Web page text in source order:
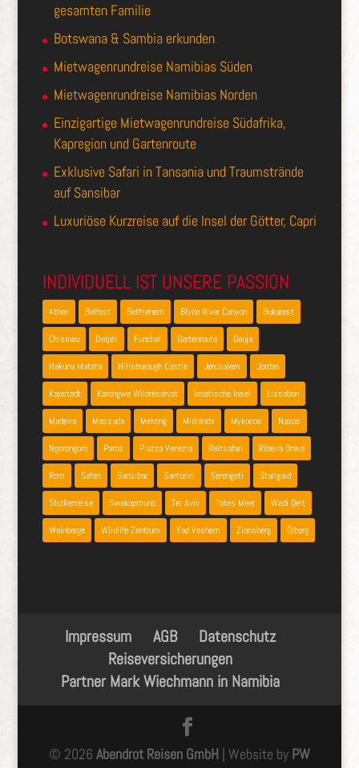
gesamten Familie
Botswana & Sambia erkunden
Mietwagenrundreise Namibias Süden
Mietwagenrundreise Namibias Norden
Einzigartige Mietwagenrundreise Südafrika,
Kapregion und Gartenroute
Exklusive Safari in Tansania und Traumstrände
auf Sansibar
Luxuriöse Kurzreise auf die Insel der Götter, Capri
INDIVIDUELL IST UNSERE PASSION
Athen Belfast Bethlehem Blyde River Canyon Bukarest
Chisinau Delphi Funchal Gartenroute Gauja
Hakuna Matata Hillsborough Castle Jerusalem Jordan
Kapstadt Karongwe Wildreservat kroatische Insel Lissabon
Madeira Massada Mekong Midlands Mykonos Naxos
Ngorongoro Paros Piazza Venezia Reitsafari Ribeira Brava
Rom Safari Sansibar Santorini Serengeti Starigard
Studienreise Swakopmund Tel Aviv Totes Meer Wadi Qelt
Weinberge Wildlife-Zentrum Yad Vashem Zionsberg Ölberg
Impressum AGB
Datenschutz
Reiseversicherungen
Partner Mark Wiechmann in Namibia
© 2026 Abendrot Reisen GmbH | Website by PW